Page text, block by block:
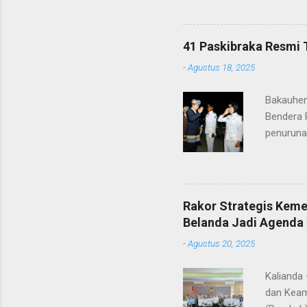
ke-80
terima
Gunung
41 Paskibraka Resmi
-Agustus 18, 2025
Bendera
ke-80
terima
orang
Rakor Strategis
Belanda Jadi
-Agustus 20, 2025
Kalianda
dan